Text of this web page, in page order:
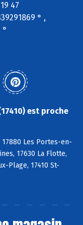
47
° ,
°
est proche
17880 Les Portes-en-
17630 La Flotte,
Plage, 17410 St-